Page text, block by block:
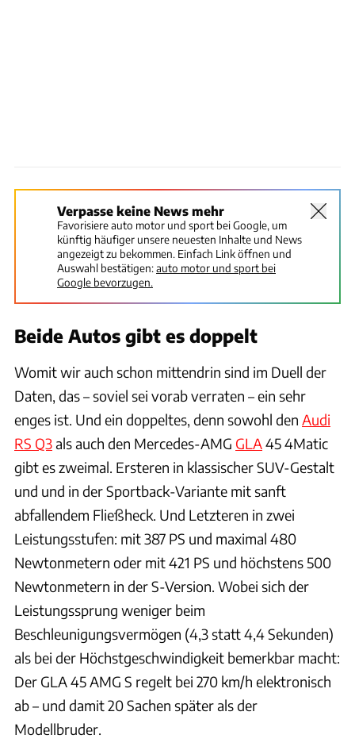
Verpasse keine News mehr
Favorisiere auto motor und sport bei Google, um
künftig häufiger unsere neuesten Inhalte und News
angezeigt zu bekommen. Einfach Link öffnen und
Auswahl bestätigen:auto motor und sport bei
Google bevorzugen.
Beide Autos gibt es doppelt
Womit wir auch schon mittendrin sind im Duell der
Daten, das – soviel sei vorab verraten – ein sehr
enges ist. Und ein doppeltes, denn sowohl den Audi
RS Q3als auch den Mercedes-AMG GLA45 4Matic
gibt es zweimal. Ersteren in klassischer SUV-Gestalt
und und in der Sportback-Variante mit sanft
abfallendem Fließheck. Und Letzteren in zwei
Leistungsstufen: mit 387 PS und maximal 480
Newtonmetern oder mit 421 PS und höchstens 500
Newtonmetern in der S-Version. Wobei sich der
Leistungssprung weniger beim
Beschleunigungsvermögen (4,3 statt 4,4 Sekunden)
als bei der Höchstgeschwindigkeit bemerkbar macht:
Der GLA 45 AMG S regelt bei 270 km/h elektronisch
ab – und damit 20 Sachen später als der
Modellbruder.